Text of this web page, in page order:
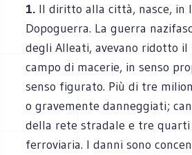
1. Il diritto alla città, nasce, in
Dopoguerra. La guerra
degli Alleati, avevano ridotto il
campo di macerie, in senso
senso figurato. Più di tre
o gravemente danneggiati;
della rete stradale e tre quarti
ferroviaria. I danni sono